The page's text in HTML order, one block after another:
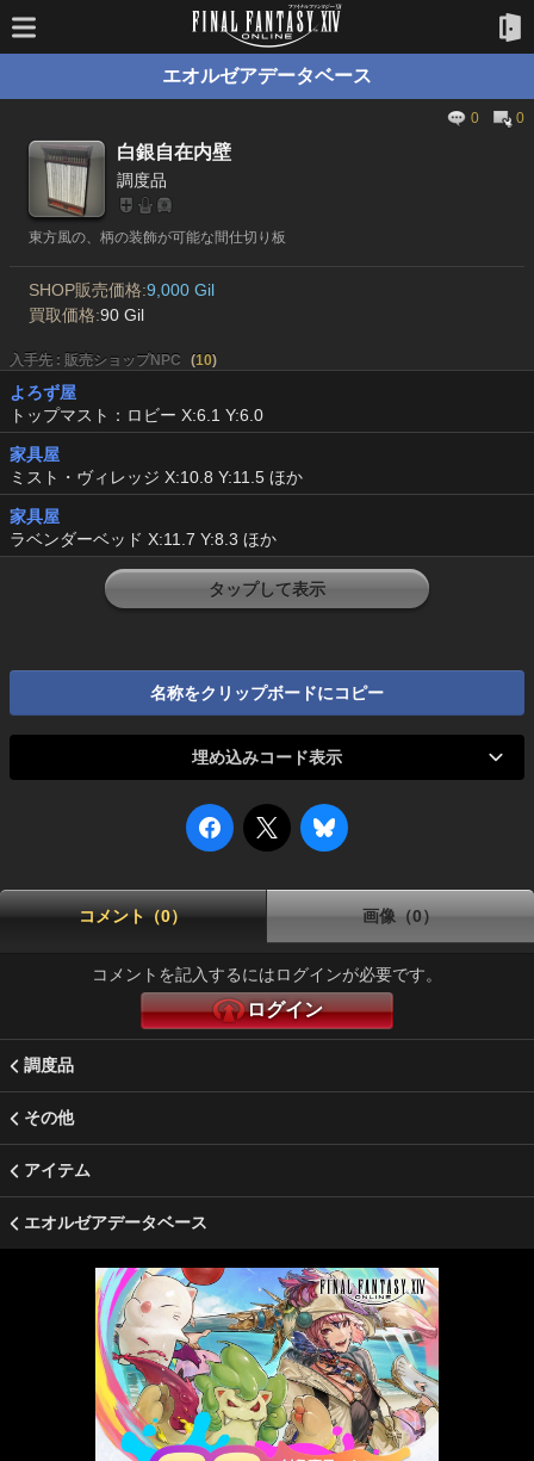
エオルゼアデータベース
0 0
白銀自在内壁
調度品
東方風の、柄の装飾が可能な間仕切り板
SHOP販売価格:9,000 Gil
買取価格:90 Gil
入手先 : 販売ショップNPC (10)
よろず屋
トップマスト：ロビー X:6.1 Y:6.0
家具屋
ミスト・ヴィレッジ X:10.8 Y:11.5 ほか
家具屋
ラベンダーベッド X:11.7 Y:8.3 ほか
タップして表示
名称をクリップボードにコピー
埋め込みコード表示
コメント（0） 画像（0）
コメントを記入するにはログインが必要です。
ログイン
調度品
その他
アイテム
エオルゼアデータベース